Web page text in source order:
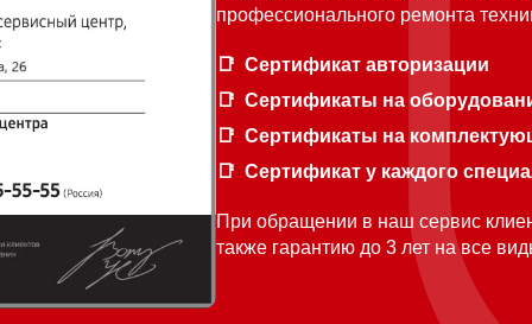
профессионального ремонта
Сертификат авторизации
Сертификаты на
Сертификаты на
Сертификат у каждого
При обращении в наш сервис
также гарантию до 3 лет на все